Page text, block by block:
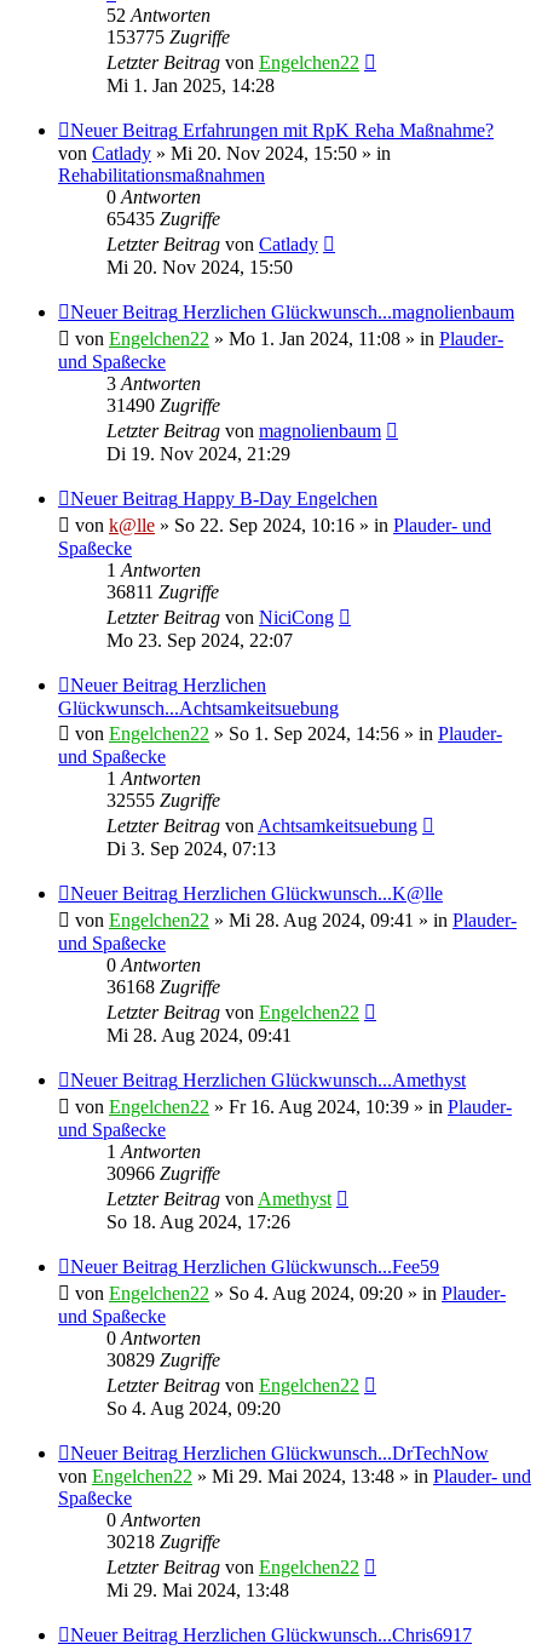
52Antworten
153775 Zugriffe
Letzter Beitrag von Engelchen22
Mi 1. Jan 2025, 14:28
Neuer Beitrag Erfahrungen mit RpK Reha Maßnahme?
von Catlady » Mi 20. Nov 2024, 15:50 » in
Rehabilitationsmaßnahmen
0Antworten
65435 Zugriffe
Letzter Beitrag von Catlady
Mi 20. Nov 2024, 15:50
Neuer Beitrag Herzlichen Glückwunsch...magnolienbaum
von Engelchen22 » Mo 1. Jan 2024, 11:08 » in Plauder-
und Spaßecke
3Antworten
31490 Zugriffe
Letzter Beitrag von magnolienbaum
Di 19. Nov 2024, 21:29
Neuer Beitrag Happy B-Day Engelchen
von k@lle » So 22. Sep 2024, 10:16 » in Plauder- und
Spaßecke
1Antworten
36811 Zugriffe
Letzter Beitrag von NiciCong
Mo 23. Sep 2024, 22:07
Neuer Beitrag Herzlichen
Glückwunsch...Achtsamkeitsuebung
von Engelchen22 » So 1. Sep 2024, 14:56 » in Plauder-
und Spaßecke
1Antworten
32555 Zugriffe
Letzter Beitrag vonAchtsamkeitsuebung
Di 3. Sep 2024, 07:13
Neuer Beitrag Herzlichen Glückwunsch...K@lle
von Engelchen22 » Mi 28. Aug 2024, 09:41 » in Plauder-
und Spaßecke
0Antworten
36168 Zugriffe
Letzter Beitrag von Engelchen22
Mi 28. Aug 2024, 09:41
Neuer Beitrag Herzlichen Glückwunsch...Amethyst
von Engelchen22 » Fr 16. Aug 2024, 10:39 » in Plauder-
und Spaßecke
1Antworten
30966 Zugriffe
Letzter Beitrag vonAmethyst
So 18. Aug 2024, 17:26
Neuer Beitrag Herzlichen Glückwunsch...Fee59
von Engelchen22 » So 4. Aug 2024, 09:20 » in Plauder-
und Spaßecke
0Antworten
30829 Zugriffe
Letzter Beitrag von Engelchen22
So 4. Aug 2024, 09:20
Neuer Beitrag Herzlichen Glückwunsch...DrTechNow
von Engelchen22 » Mi 29. Mai 2024, 13:48 » in Plauder- und
Spaßecke
0Antworten
30218 Zugriffe
Letzter Beitrag von Engelchen22
Mi 29. Mai 2024, 13:48
Neuer Beitrag Herzlichen Glückwunsch...Chris6917